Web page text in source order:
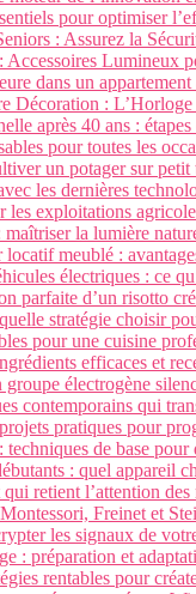
pour optimiser
: Assurez la
Accessoires Lumineux
dans un
Décoration :
après 40 ans :
pour toutes les
un potager sur petit
les dernières
exploitations
la lumière
meublé :
électriques : ce
parfaite d’un risotto
stratégie choisir
pour une cuisine
efficaces et
électrogène
contemporains qui
pratiques pour
techniques de base pour
: quel appareil
retient l’attention des
Freinet et
les signaux de
: préparation et
rentables pour